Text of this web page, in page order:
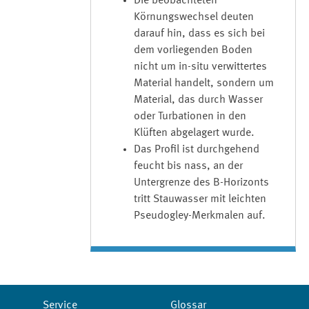
Körnungswechsel deuten
darauf hin, dass es sich bei
dem vorliegenden Boden
nicht um in-situ verwittertes
Material handelt, sondern um
Material, das durch Wasser
oder Turbationen in den
Klüften abgelagert wurde.
Das Profil ist durchgehend
feucht bis nass, an der
Untergrenze des B-Horizonts
tritt Stauwasser mit leichten
Pseudogley-Merkmalen auf.
Service Glossar